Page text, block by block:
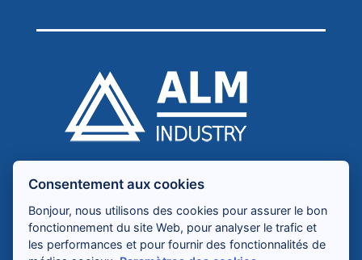
À Propos
Engineering
Contact
Consentement aux cookies
Bonjour, nous utilisons des cookies pour assurer le bon
fonctionnement du site Web, pour analyser le trafic et
les performances et pour fournir des fonctionnalités de